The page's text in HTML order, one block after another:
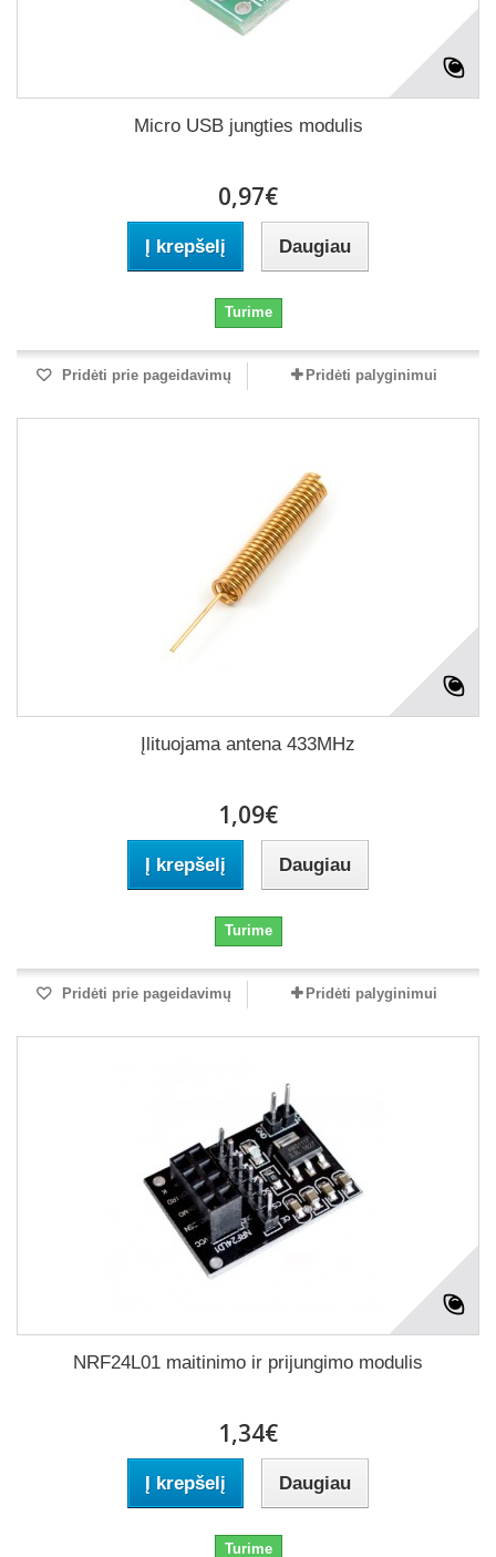
Micro USB jungties modulis
0,97€
Į krepšelį Daugiau
Turime
Pridėti prie pageidavimų Pridėti palyginimui
Įlituojama antena 433MHz
1,09€
Į krepšelį Daugiau
Turime
Pridėti prie pageidavimų Pridėti palyginimui
NRF24L01 maitinimo ir prijungimo modulis
1,34€
Į krepšelį Daugiau
Turime